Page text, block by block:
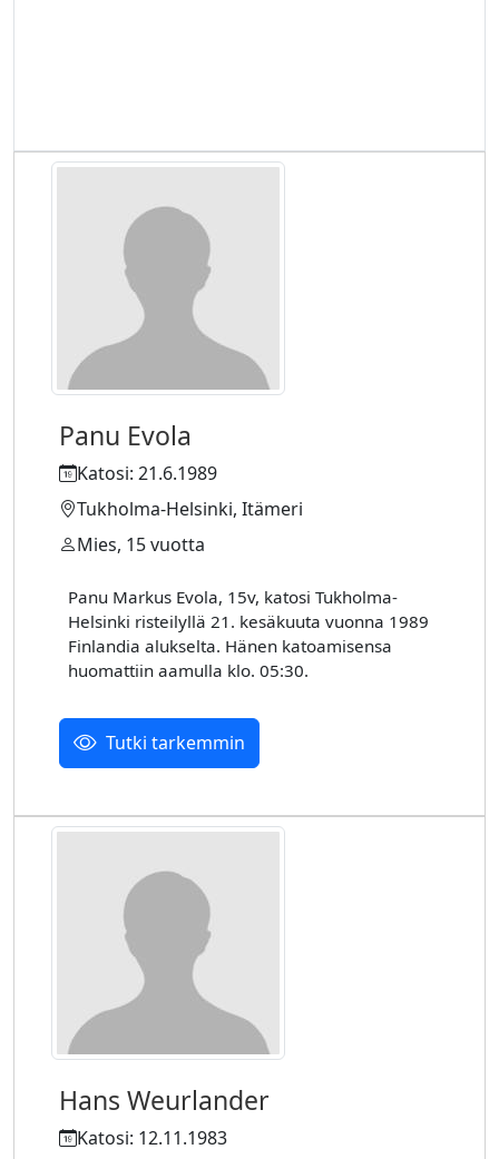
Panu Evola
Katosi: 21.6.1989
Tukholma-Helsinki, Itämeri
Mies, 15 vuotta
Panu Markus Evola, 15v, katosi Tukholma-
Helsinki risteilyllä 21. kesäkuuta vuonna 1989
Finlandia alukselta. Hänen katoamisensa
huomattiin aamulla klo. 05:30.
Tutki tarkemmin
Hans Weurlander
Katosi: 12.11.1983